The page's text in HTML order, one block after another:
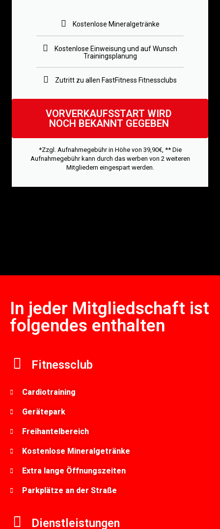
Kostenlose Mineralgetränke
Kostenlose Einweisung und auf Wunsch
Trainingsplanung
Zutritt zu allen FastFitness Fitnessclubs
VORVERKAUFSSTART WIRD
NOCH BEKANNT GEGEBEN
*Zzgl. Aufnahmegebühr in Höhe von 39,90€, ** Die
Aufnahmegebühr kann durch das werben von 2 weiteren
Mitgliedern eingespart werden.
In jeder Mitgliedschaft ist
folgendes enthalten
Fitnessclub
Cardiotraining
Gerätepark
Freihantelbereich
Kostenlose Mineralgetränke
Extra lange Öffnungszeiten
Parkplätze an der Straße
Dienstleistungen